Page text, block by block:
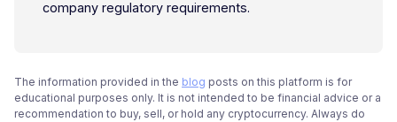
company regulatory requirements.
The information provided in the blog posts on this platform is for
educational purposes only. It is not intended to be financial advice or a
recommendation to buy, sell, or hold any cryptocurrency. Always do